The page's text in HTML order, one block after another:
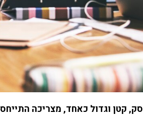
קטן וגדול כאחד, מצריכה